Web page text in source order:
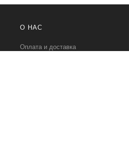
О НАС
Оплата и доставка